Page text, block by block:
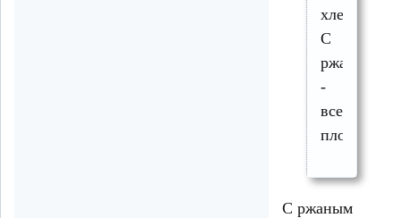
С
ржаным
-
все
плохо.
С ржаным